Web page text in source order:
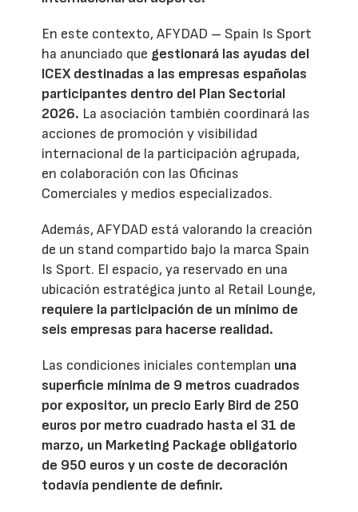
En este contexto, AFYDAD – Spain Is Sport
ha anunciado que gestionará las ayudas del
ICEX destinadas a las empresas españolas
participantes dentro del Plan Sectorial
2026. La asociación también coordinará las
acciones de promoción y visibilidad
internacional de la participación agrupada,
en colaboración con las Oficinas
Comerciales y medios especializados.
Además, AFYDAD está valorando la creación
de un stand compartido bajo la marca Spain
Is Sport. El espacio, ya reservado en una
ubicación estratégica junto al Retail Lounge,
requiere la participación de un mínimo de
seis empresas para hacerse realidad.
Las condiciones iniciales contemplan una
superficie mínima de 9 metros cuadrados
por expositor, un precio Early Bird de 250
euros por metro cuadrado hasta el 31 de
marzo, un Marketing Package obligatorio
de 950 euros y un coste de decoración
todavía pendiente de definir.